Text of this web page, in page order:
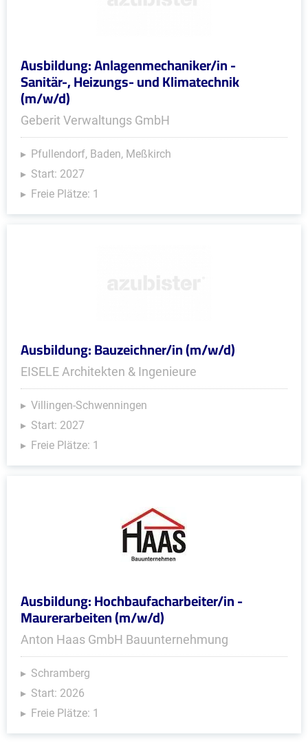
Ausbildung: Anlagenmechaniker/in -
Sanitär-, Heizungs- und Klimatechnik
(m/w/d)
Geberit Verwaltungs GmbH
Pfullendorf, Baden, Meßkirch
Start: 2027
Freie Plätze: 1
Ausbildung: Bauzeichner/in (m/w/d)
EISELE Architekten & Ingenieure
Villingen-Schwenningen
Start: 2027
Freie Plätze: 1
Ausbildung: Hochbaufacharbeiter/in -
Maurerarbeiten (m/w/d)
Anton Haas GmbH Bauunternehmung
Schramberg
Start: 2026
Freie Plätze: 1